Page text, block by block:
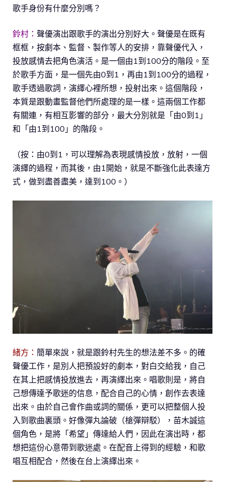
歌手身份有什麼分別嗎？
鈴村： 聲優演出跟歌手的演出分別好大。聲優是在既有
框框，按劇本、監督、製作等人的安排，靠聲優代入，
投放感情去把角色演活。是一個由1到100分的階段。至
於歌手方面，是一個先由0到1，再由1到100分的過程，
歌手透過歌詞，演繹心裡所想，投射出來。這個階段，
本質是跟動畫監督他們所處理的是一樣。這兩個工作都
有關連，有相互影響的部分，最大分別就是「由0到1」
和「由1到100」的階段。
（按：由0到1，可以理解為表現感情投放，放射，一個
演繹的過程，而其後，由1開始，就是不斷強化此表達方
式，做到盡善盡美，達到100。）
緒方： 簡單來說，就是跟鈴村先生的想法差不多。的確
聲優工作，是別人把預設好的劇本，對白交給我，自己
在其上把感情投放進去，再演繹出來。唱歌則是，將自
己想傳達予歌迷的信息，配合自己的心情，創作去表達
出來。由於自己會作曲或詞的關係，更可以把整個人投
入到歌曲裏頭。好像彈丸論破（槍彈辯駁），苗木誠這
個角色，是將「希望」傳達給人們，因此在演出時，都
想把這份心意帶到歌迷處。在配音上得到的經驗，和歌
唱互相配合，然後在台上演繹出來。